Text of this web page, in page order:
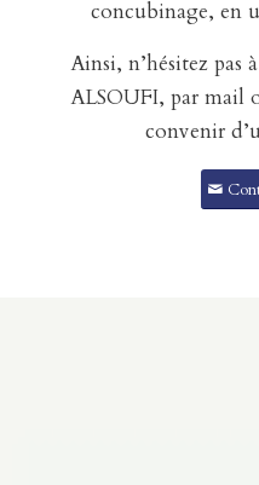
concubinage, en
Ainsi, n’hésitez pas
ALSOUFI, par mail
convenir